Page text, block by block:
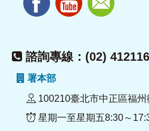
諮詢專線：(02)
署本部
100210臺北市中正區福州
星期一至星期五8:30～